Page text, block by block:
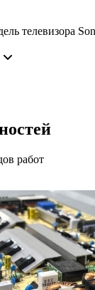
телевизора
работ